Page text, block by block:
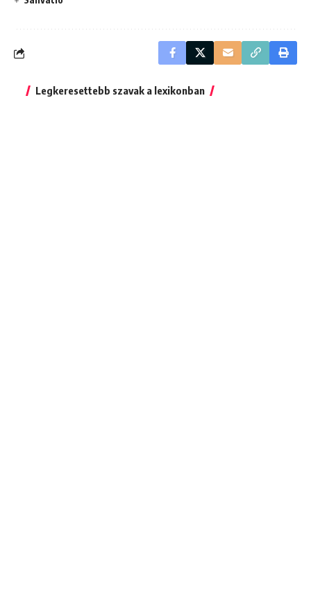
Legkeresettebb szavak a lexikonban